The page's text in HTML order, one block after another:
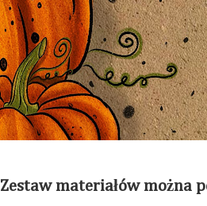
Zestaw materiałów można